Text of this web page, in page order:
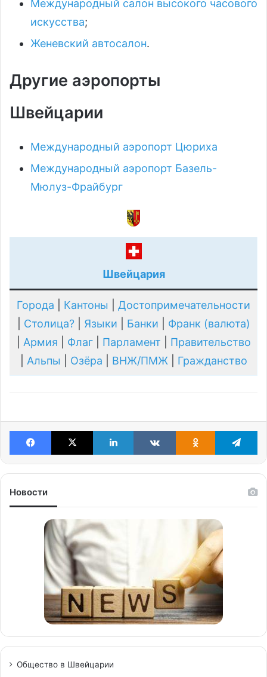
Международный салон высокого часового
искусства;
Женевский автосалон.
Другие аэропорты
Швейцарии
Международный аэропорт Цюриха
Международный аэропорт Базель-
Мюлуз-Фрайбург
Швейцария
Города Кантоны
Достопримечательности
Столица?| Языки Банки
Франк (валюта)
Армия Флаг| Парламент
Правительство
Альпы Озёра ВНЖ/ПМЖ Гражданство
Facebook X LinkedIn VKontakteOdnoklassniki
Новости
Общество в Швейцарии